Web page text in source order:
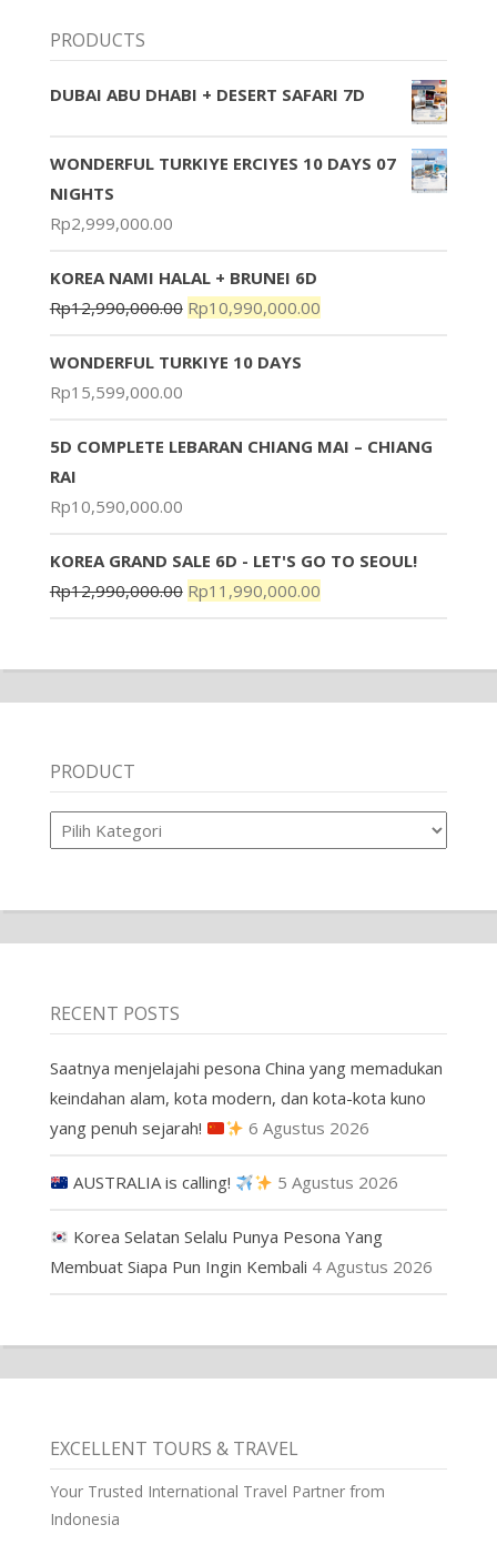
PRODUCTS
DUBAI ABU DHABI + DESERT SAFARI 7D
WONDERFUL TURKIYE ERCIYES 10 DAYS 07
NIGHTS
Rp2,999,000.00
KOREA NAMI HALAL + BRUNEI 6D
Rp12,990,000.00 Rp10,990,000.00
WONDERFUL TURKIYE 10 DAYS
Rp15,599,000.00
5D COMPLETE LEBARAN CHIANG MAI – CHIANG
RAI
Rp10,590,000.00
KOREA GRAND SALE 6D - LET'S GO TO SEOUL!
Rp12,990,000.00 Rp11,990,000.00
PRODUCT
Product
RECENT POSTS
Saatnya menjelajahi pesona China yang memadukan
keindahan alam, kota modern, dan kota-kota kuno
yang penuh sejarah!
6 Agustus 2026
AUSTRALIA is calling! 5 Agustus 2026
Korea Selatan Selalu Punya Pesona Yang
Membuat Siapa Pun Ingin Kembali 4 Agustus 2026
EXCELLENT TOURS & TRAVEL
Your Trusted International Travel Partner from
Indonesia